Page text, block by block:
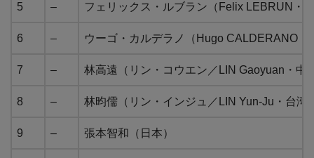
5 – フェリックス・ルブラン（Felix LEBRUN・
6 – ウーゴ・カルデラノ（Hugo CALDERANO・
7 – 林高遠（リン・コウエン／LIN Gaoyuan・中
8 – 林昀儒（リン・インジュ／LIN Yun-Ju・台湾
9 – 張本智和（日本）